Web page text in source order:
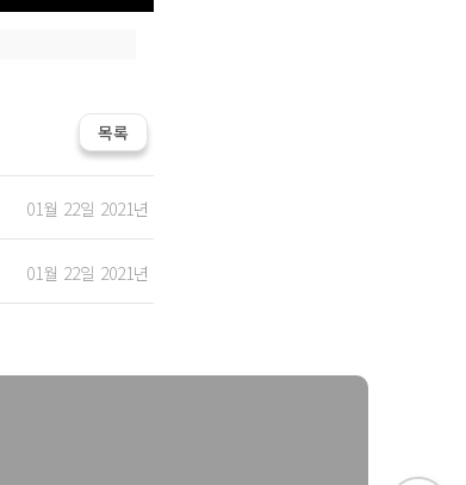
목록
01월 22일 2021년
01월 22일 2021년